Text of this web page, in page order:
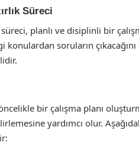
Süreci
süreci, planlı ve disiplinli bir
konulardan soruların
öncelikle bir çalışma planı
yardımcı olur.